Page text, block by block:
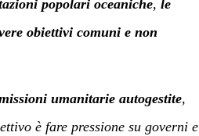
popolari oceaniche, le
obiettivi comuni e non
umanitarie autogestite,
è fare pressione su governi e